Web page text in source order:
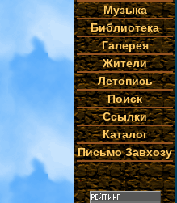
Музыка
Библиотека
Галерея
Жители
Летопись
Поиск
Ссылки
Каталог
Письмо Завхозу